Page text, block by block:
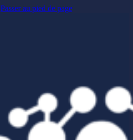
Passer au pied de page